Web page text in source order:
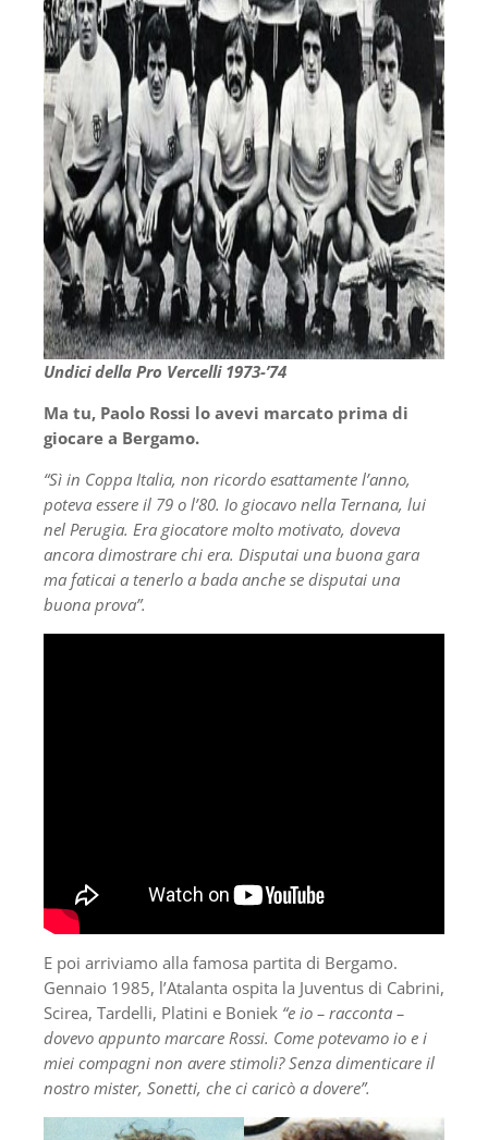
Undici della Pro Vercelli 1973-’74
Ma tu, Paolo Rossi lo avevi marcato prima di
giocare a Bergamo.
“Sì in Coppa Italia, non ricordo esattamente l’anno,
poteva essere il 79 o l’80. Io giocavo nella Ternana, lui
nel Perugia. Era giocatore molto motivato, doveva
ancora dimostrare chi era. Disputai una buona gara
ma faticai a tenerlo a bada anche se disputai una
buona prova”.
E poi arriviamo alla famosa partita di Bergamo.
Gennaio 1985, l’Atalanta ospita la Juventus di Cabrini,
Scirea, Tardelli, Platini e Boniek “e io – racconta –
dovevo appunto marcare Rossi. Come potevamo io e i
miei compagni non avere stimoli? Senza dimenticare il
nostro mister, Sonetti, che ci caricò a dovere”.